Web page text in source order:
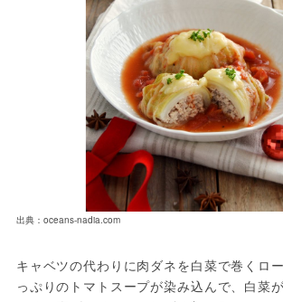
出典：oceans-nadia.com
キャベツの代わりに肉ダネを白菜で巻くロ
っぷりのトマトスープが染み込んで、白菜